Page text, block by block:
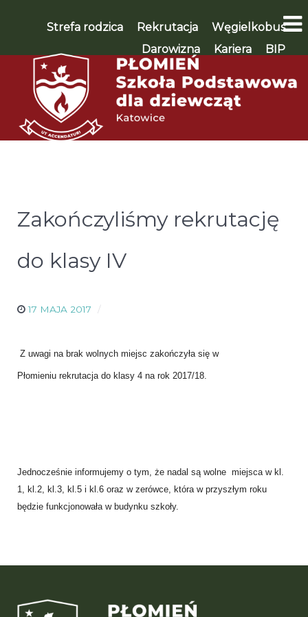
Strefa rodzica Rekrutacja
Węgielkobus
Darowizna
Kariera BIP
WSPIERAM 🡪
Zakończyliśmy rekrutację
do klasy IV
17 MAJA 2017
Z uwagi na brak wolnych miejsc zakończyła się w
Płomieniu rekrutacja do klasy 4 na rok 2017/18.
Jednocześnie informujemy o tym, że nadal są wolne miejsca w kl.
1, kl.2, kl.3, kl.5 i kl.6 oraz w zerówce, która w przyszłym roku
będzie funkcjonowała w budynku szkoły.